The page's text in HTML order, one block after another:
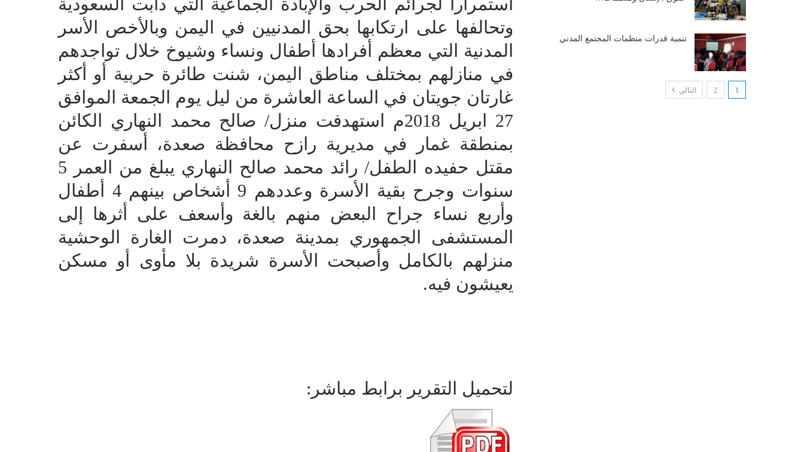
وتحالفها على ارتكابها بحق المدنيين في اليمن وبالأخص الأسر
المدنية التي معظم أفرادها أطفال ونساء وشيوخ خلال تواجدهم
في منازلهم بمختلف مناطق اليمن، شنت طائرة حربية أو أكثر
غارتان جويتان في الساعة العاشرة من ليل يوم الجمعة الموافق
27 ابريل 2018م استهدفت منزل/ صالح محمد النهاري الكائن
بمنطقة غمار في مديرية رازح محافظة صعدة، أسفرت عن
مقتل حفيده الطفل/ رائد محمد صالح النهاري يبلغ من العمر 5
سنوات وجرح بقية الأسرة وعددهم 9 أشخاص بينهم 4 أطفال
وأربع نساء جراح البعض منهم بالغة وأسعف على أثرها إلى
المستشفى الجمهوري بمدينة صعدة، دمرت الغارة الوحشية
منزلهم بالكامل وأصبحت الأسرة شريدة بلا مأوى أو مسكن
يعيشون فيه.
لتحميل التقرير برابط مباشر:
تنمية قدرات منظمات المجتمع المدني
1
2 التالي